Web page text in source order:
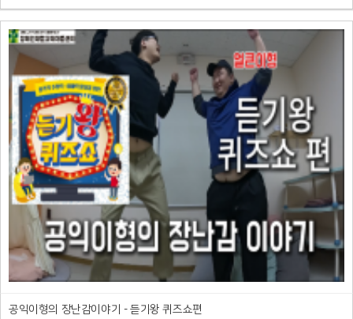
공익이형의 장난감이야기 - 듣기왕 퀴즈쇼편